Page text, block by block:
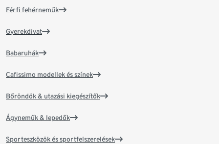
Férfi fehérneműk
Gyerekdivat
Babaruhák
Cafissimo modellek és színek
Bőröndök & utazási kiegészítők
Ágyneműk & lepedők
Sporteszközök és sportfelszerelések